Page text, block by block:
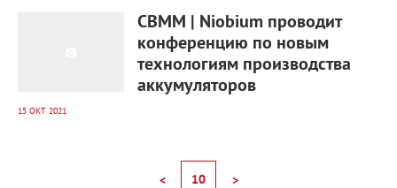
CBMM | Niobium проводит
конференцию по новым
технологиям производства
аккумуляторов
15 ОКТ 2021
< 10 >